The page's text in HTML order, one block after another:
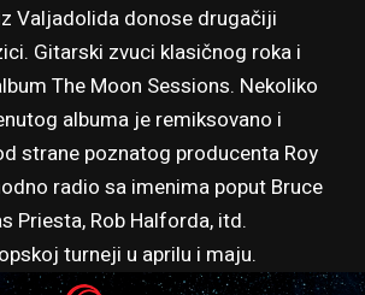
Valjadolida donose drugačiji
Gitarski zvuci klasičnog roka i
The Moon Sessions. Nekoliko
albuma je remiksovano i
strane poznatog producenta Roy
radio sa imenima poput Bruce
Priesta, Rob Halforda, itd.
turneji u aprilu i maju.